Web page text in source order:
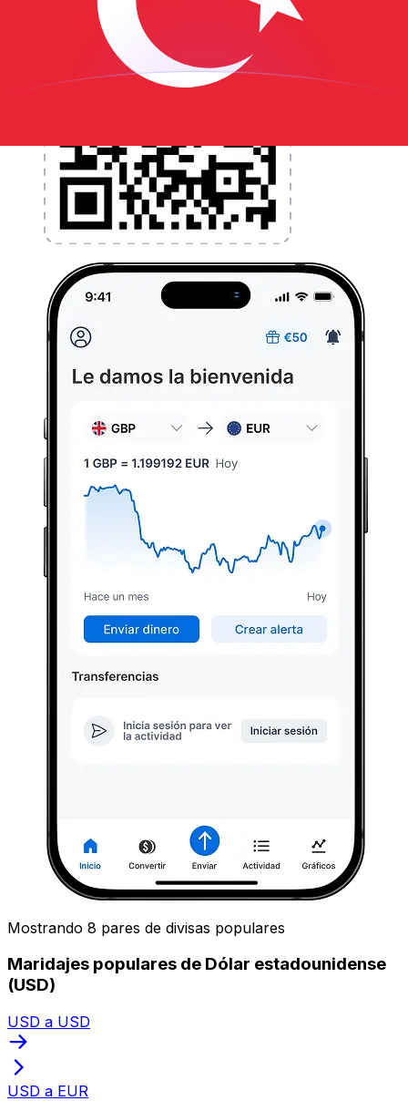
Mostrando 8 pares de divisas populares
Maridajes populares de Dólar estadounidense
(USD)
USD a USD
USD a EUR